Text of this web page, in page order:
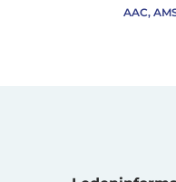
AAC,